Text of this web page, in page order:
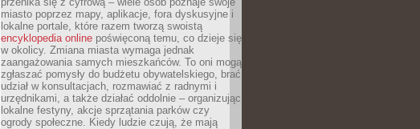
miasto poprzez mapy, aplikacje, fora dyskusyjne i
lokalne portale, które razem tworzą swoistą
encyklopedia online poświęconą temu, co dzieje się
w okolicy. Zmiana miasta wymaga jednak
zaangażowania samych mieszkańców. To oni mogą
zgłaszać pomysły do budżetu obywatelskiego, brać
udział w konsultacjach, rozmawiać z radnymi i
urzędnikami, a także działać oddolnie – organizując
lokalne festyny, akcje sprzątania parków czy
ogrody społeczne. Kiedy ludzie czują, że mają